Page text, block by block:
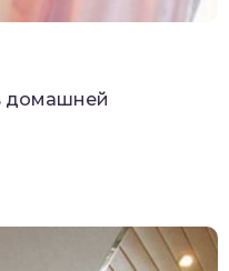
домашней